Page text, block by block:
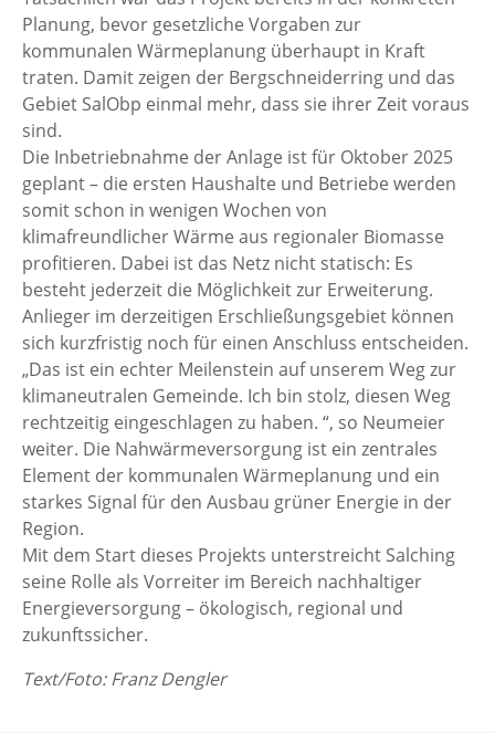
Planung, bevor gesetzliche Vorgaben zur
kommunalen Wärmeplanung überhaupt in Kraft
traten. Damit zeigen der Bergschneiderring und das
Gebiet SalObp einmal mehr, dass sie ihrer Zeit voraus
sind.
Die Inbetriebnahme der Anlage ist für Oktober 2025
geplant – die ersten Haushalte und Betriebe werden
somit schon in wenigen Wochen von
klimafreundlicher Wärme aus regionaler Biomasse
profitieren. Dabei ist das Netz nicht statisch: Es
besteht jederzeit die Möglichkeit zur Erweiterung.
Anlieger im derzeitigen Erschließungsgebiet können
sich kurzfristig noch für einen Anschluss entscheiden.
„Das ist ein echter Meilenstein auf unserem Weg zur
klimaneutralen Gemeinde. Ich bin stolz, diesen Weg
rechtzeitig eingeschlagen zu haben. “, so Neumeier
weiter. Die Nahwärmeversorgung ist ein zentrales
Element der kommunalen Wärmeplanung und ein
starkes Signal für den Ausbau grüner Energie in der
Region.
Mit dem Start dieses Projekts unterstreicht Salching
seine Rolle als Vorreiter im Bereich nachhaltiger
Energieversorgung – ökologisch, regional und
zukunftssicher.
Text/Foto: Franz Dengler